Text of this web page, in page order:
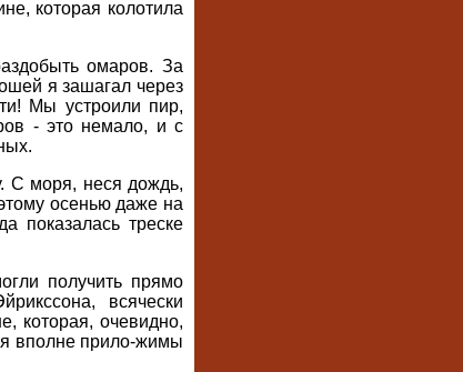
которая колотила
омаров. За
я зашагал через
Мы устроили пир,
- это немало, и с
С моря, неся дождь,
осенью даже на
показалась треске
получить прямо
всячески
которая, очевидно,
вполне прило-жимы